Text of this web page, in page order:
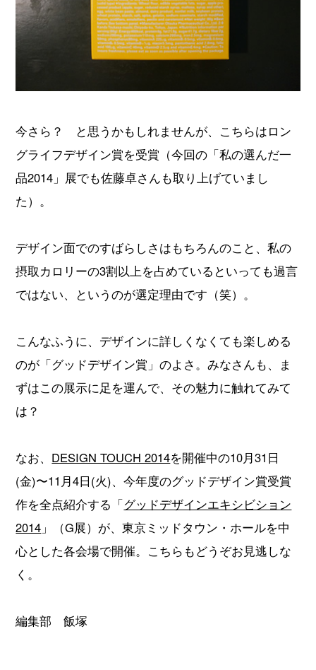
今さら？ と思うかもしれませんが、こちらはロン
グライフデザイン賞を受賞（今回の「私の選んだ一
品2014」展でも佐藤卓さんも取り上げていまし
た）。
デザイン面でのすばらしさはもちろんのこと、私の
摂取カロリーの3割以上を占めているといっても過言
ではない、というのが選定理由です（笑）。
こんなふうに、デザインに詳しくなくても楽しめる
のが「グッドデザイン賞」のよさ。みなさんも、ま
ずはこの展示に足を運んで、その魅力に触れてみて
は？
なお、 DESIGN TOUCH 2014を開催中の10月31日
(金)〜11月4日(火)、今年度のグッドデザイン賞受賞
作を全点紹介する「グッドデザインエキシビション
2014 」（G展）が、東京ミッドタウン・ホールを中
心とした各会場で開催。こちらもどうぞお見逃しな
く。
編集部 飯塚